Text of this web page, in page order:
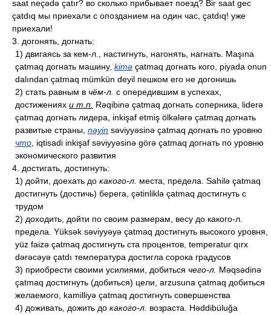
saat neçədə çatır? во сколько прибывает поезд? Bir saat gec
çatdıq мы приехали с опозданием на один час, çatdıq! уже
приехали!
3. догонять, догнать:
1) двигаясь за кем-л., настигнуть, нагонять, нагнать. Maşına
çatmaq догнать машину, kimə çatmaq догнать кого, piyada onun
dalından çatmaq mümkün deyil пешком его не догонишь
2) стать равным в чём-л. с опередившим в успехах,
достижениях и т.п. Rəqibinə çatmaq догнать соперника, liderə
çatmaq догнать лидера, inkişaf etmiş ölkələrə çatmaq догнать
развитые страны, nəyin səviyyəsinə çatmaq догнать по уровню
что , iqtisadi inkişaf səviyyəsinə görə çatmaq догнать по уровню
экономического развития
4. достигать, достигнуть:
1) дойти, доехать до какого-л. места, предела. Sahilə çatmaq
достигнуть (достичь) берега, çətinliklə çatmaq достигнуть с
трудом
2) доходить, дойти по своим размерам, весу до какого-л.
предела. Yüksək səviyyəyə çatmaq достигнуть высокого уровня,
yüz faizə çatmaq достигнуть ста процентов, temperatur qırx
dərəcəyə çatdı температура достигла сорока градусов
3) приобрести своими усилиями, добиться чего-л. Məqsədinə
çatmaq достигнуть (добиться) цели, arzusuna çatmaq добиться
желаемого, kamilliyə çatmaq достигнуть совершенства
4) доживать, дожить до какого-л. возраста. Həddibüluğa